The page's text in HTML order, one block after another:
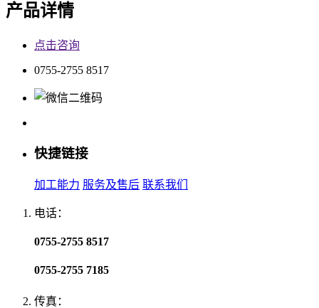
产品详情
点击咨询
0755-2755 8517
快捷链接
加工能力 服务及售后 联系我们
电话：
0755-2755 8517
0755-2755 7185
传真：